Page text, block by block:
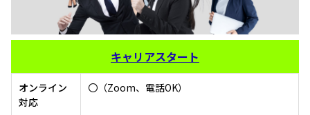
キャリアスタート
オンライン
対応
〇（Zoom、電話OK）